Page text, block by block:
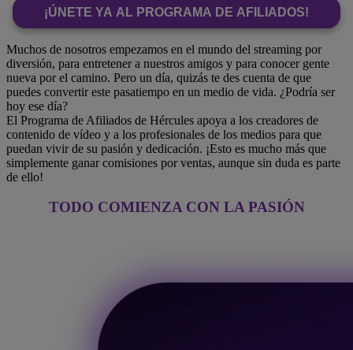
¡ÚNETE YA AL PROGRAMA DE AFILIADOS!
Muchos de nosotros empezamos en el mundo del streaming por
diversión, para entretener a nuestros amigos y para conocer gente
nueva por el camino. Pero un día, quizás te des cuenta de que
puedes convertir este pasatiempo en un medio de vida. ¿Podría ser
hoy ese día?
El Programa de Afiliados de Hércules apoya a los creadores de
contenido de vídeo y a los profesionales de los medios para que
puedan vivir de su pasión y dedicación. ¡Esto es mucho más que
simplemente ganar comisiones por ventas, aunque sin duda es parte
de ello!
TODO COMIENZA CON LA PASIÓN